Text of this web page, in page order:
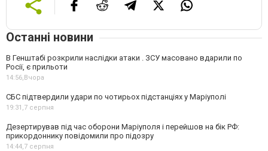
Останні новини
В Генштабі розкрили наслідки атаки . ЗСУ масовано вдарили по
Росії, є прильоти
14:56,Вчора
СБС підтвердили удари по чотирьох підстанціях у Маріуполі
19:31,7 серпня
Дезертирував під час оборони Маріуполя і перейшов на бік РФ:
прикордоннику повідомили про підозру
14:44,7 серпня